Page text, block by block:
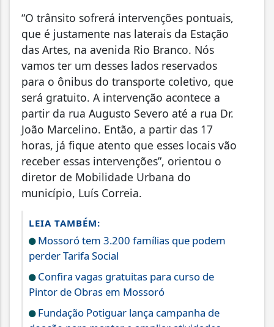
“O trânsito sofrerá intervenções pontuais,
que é justamente nas laterais da Estação
das Artes, na avenida Rio Branco. Nós
vamos ter um desses lados reservados
para o ônibus do transporte coletivo, que
será gratuito. A intervenção acontece a
partir da rua Augusto Severo até a rua Dr.
João Marcelino. Então, a partir das 17
horas, já fique atento que esses locais vão
receber essas intervenções”, orientou o
diretor de Mobilidade Urbana do
município, Luís Correia.
LEIA TAMBÉM:
Mossoró tem 3.200 famílias que podem
perder Tarifa Social
Confira vagas gratuitas para curso de
Pintor de Obras em Mossoró
Fundação Potiguar lança campanha de